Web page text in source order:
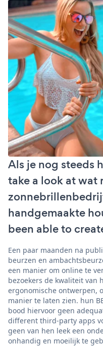
Als je nog steeds
take a look at wat
handgemaakte
been able to
Een paar maanden na
beurzen en
een manier om online te
bezoekers de kwaliteit
ergonomische ontwerpen,
manier te laten zien. hun
bood hiervoor geen
different third-party apps
geen van hen leek een
onhandig en moeilijk te